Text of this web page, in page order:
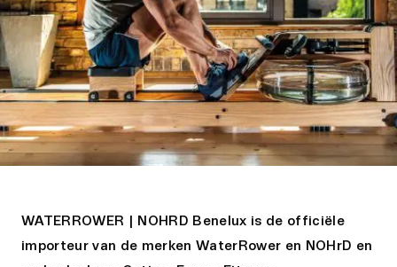
WATERROWER | NOHRD Benelux is de officiële
importeur van de merken WaterRower en NOHrD en